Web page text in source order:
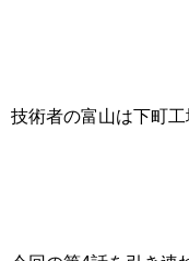
技術者の富山は下町工